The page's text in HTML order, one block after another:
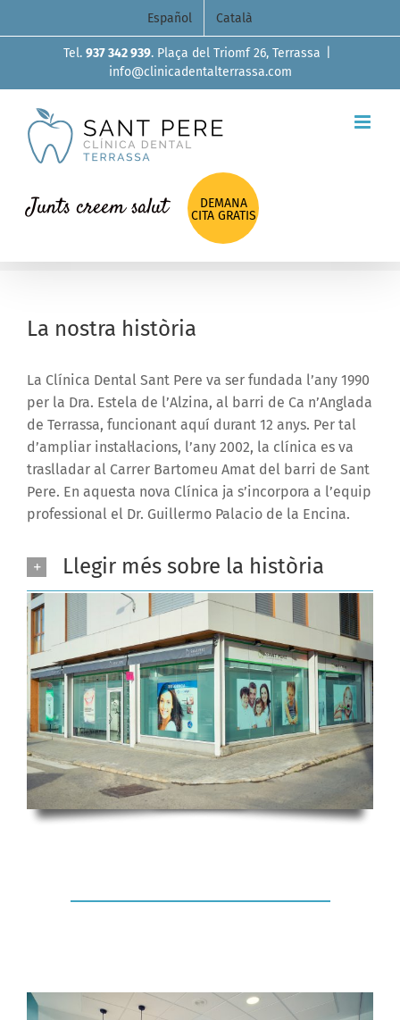
to
Español Català
Tel. 937 342 939. Plaça del Triomf 26, Terrassa
info@clinicadentalterrassa.com
Junts creem salut
DEMANA
CITA GRATIS
La nostra història
La Clínica Dental Sant Pere va ser fundada l’any 1990
per la Dra. Estela de l’Alzina, al barri de Ca n’Anglada
de Terrassa, funcionant aquí durant 12 anys. Per tal
d’ampliar instal·lacions, l’any 2002, la clínica es va
traslladar al Carrer Bartomeu Amat del barri de Sant
Pere. En aquesta nova Clínica ja s’incorpora a l’equip
professional el Dr. Guillermo Palacio de la Encina.
Llegir més sobre la història